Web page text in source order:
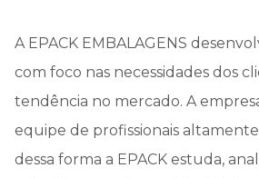
A EPACK EMBALAGENS
com foco nas necessidades dos
tendência no mercado. A
equipe de profissionais
dessa forma a EPACK estuda,